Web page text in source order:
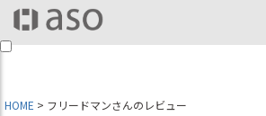
HOME フリードマンさんのレビュー